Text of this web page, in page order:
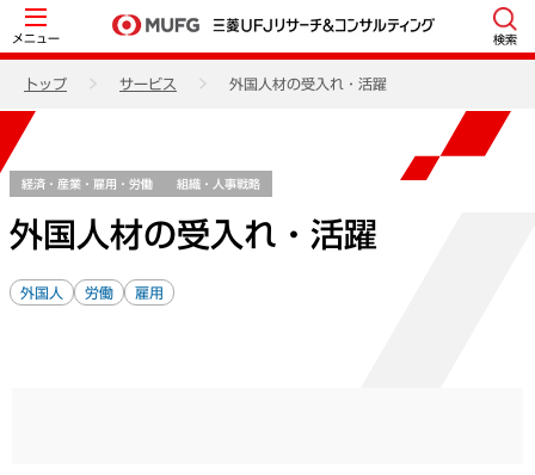
メニュー 検索
トップ サービス 外国人材の受入れ・活躍
経済・産業・雇用・労働 組織・人事戦略
外国人材の受入れ・活躍
外国人 労働 雇用